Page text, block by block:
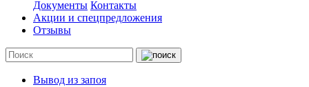
Документы Контакты
Акции и спецпредложения
Отзывы
Вывод из запоя